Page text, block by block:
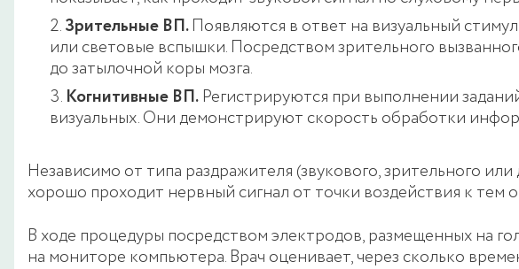
Зрительные ВП.Появляются в ответ на визуальный
или световые вспышки. Посредством зрительного
до затылочной коры мозга.
Когнитивные ВП. Регистрируются при выполнении
визуальных. Они демонстрируют скорость обработки
Независимо от типа раздражителя (звукового, зрительного
хорошо проходит нервный сигнал от точки воздействия к тем
В ходе процедуры посредством электродов, размещенных на
на мониторе компьютера. Врач оценивает, через сколько